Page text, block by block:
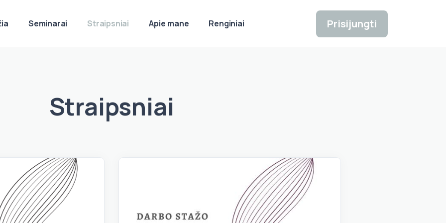
Seminarai Straipsniai Apie mane Renginiai Prisijungti
Straipsniai